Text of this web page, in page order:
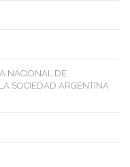
NACIONAL DE
SOCIEDAD ARGENTINA